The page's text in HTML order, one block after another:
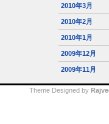
2010年3月
2010年2月
2010年1月
2009年12月
2009年11月
Theme Designed by